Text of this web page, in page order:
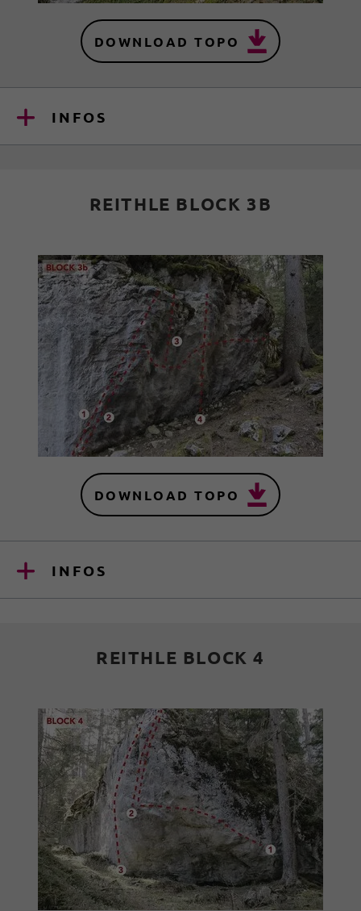
DOWNLOAD TOPO
INFOS
REITHLE BLOCK 3B
DOWNLOAD TOPO
INFOS
REITHLE BLOCK 4